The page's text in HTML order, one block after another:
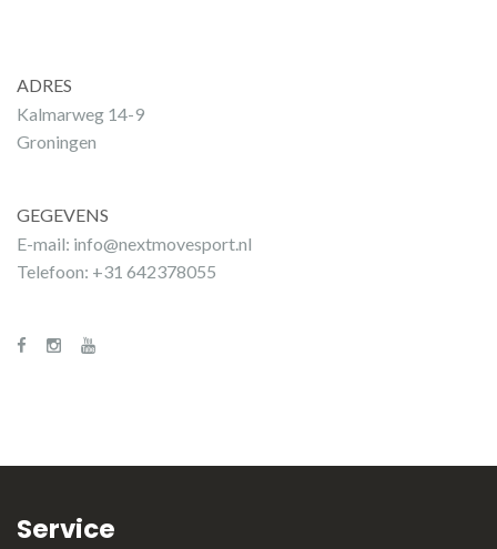
ADRES
Kalmarweg 14-9
Groningen
GEGEVENS
E-mail: info@nextmovesport.nl
Telefoon: +31 642378055
Service